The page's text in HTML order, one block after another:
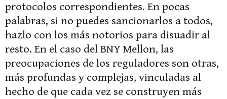
protocolos correspondientes. En pocas
palabras, si no puedes sancionarlos a todos,
hazlo con los más notorios para disuadir al
resto. En el caso del BNY Mellon, las
preocupaciones de los reguladores son otras,
más profundas y complejas, vinculadas al
hecho de que cada vez se construyen más